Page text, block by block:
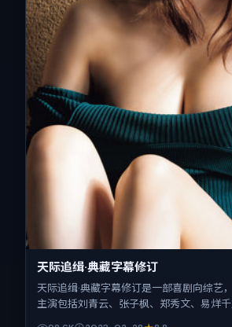
天际追缉·典藏字幕修订
天际追缉·典藏字幕修订是一部喜剧向综艺
主演包括刘青云、张子枫、郑秀文、易烊